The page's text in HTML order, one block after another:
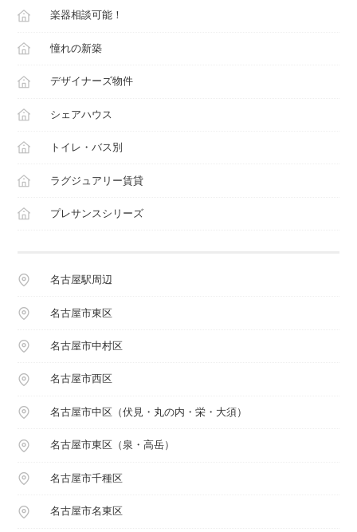
楽器相談可能！
憧れの新築
デザイナーズ物件
シェアハウス
トイレ・バス別
ラグジュアリー賃貸
プレサンスシリーズ
名古屋駅周辺
名古屋市東区
名古屋市中村区
名古屋市西区
名古屋市中区（伏見・丸の内・栄・大須）
名古屋市東区（泉・高岳）
名古屋市千種区
名古屋市名東区